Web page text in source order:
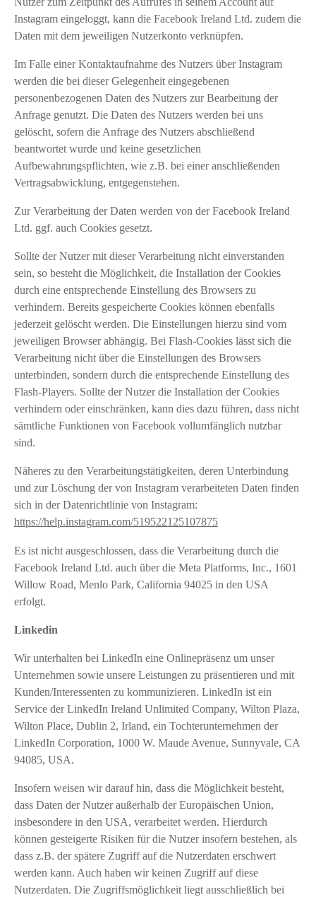
Instagram eingeloggt, kann die Facebook Ireland Ltd. zudem die
Daten mit dem jeweiligen Nutzerkonto verknüpfen.
Im Falle einer Kontaktaufnahme des Nutzers über Instagram
werden die bei dieser Gelegenheit eingegebenen
personenbezogenen Daten des Nutzers zur Bearbeitung der
Anfrage genutzt. Die Daten des Nutzers werden bei uns
gelöscht, sofern die Anfrage des Nutzers abschließend
beantwortet wurde und keine gesetzlichen
Aufbewahrungspflichten, wie z.B. bei einer anschließenden
Vertragsabwicklung, entgegenstehen.
Zur Verarbeitung der Daten werden von der Facebook Ireland
Ltd. ggf. auch Cookies gesetzt.
Sollte der Nutzer mit dieser Verarbeitung nicht einverstanden
sein, so besteht die Möglichkeit, die Installation der Cookies
durch eine entsprechende Einstellung des Browsers zu
verhindern. Bereits gespeicherte Cookies können ebenfalls
jederzeit gelöscht werden. Die Einstellungen hierzu sind vom
jeweiligen Browser abhängig. Bei Flash-Cookies lässt sich die
Verarbeitung nicht über die Einstellungen des Browsers
unterbinden, sondern durch die entsprechende Einstellung des
Flash-Players. Sollte der Nutzer die Installation der Cookies
verhindern oder einschränken, kann dies dazu führen, dass nicht
sämtliche Funktionen von Facebook vollumfänglich nutzbar
sind.
Näheres zu den Verarbeitungstätigkeiten, deren Unterbindung
und zur Löschung der von Instagram verarbeiteten Daten finden
sich in der Datenrichtlinie von Instagram:
https://help.instagram.com/519522125107875
Es ist nicht ausgeschlossen, dass die Verarbeitung durch die
Facebook Ireland Ltd. auch über die Meta Platforms, Inc., 1601
Willow Road, Menlo Park, California 94025 in den USA
erfolgt.
Linkedin
Wir unterhalten bei LinkedIn eine Onlinepräsenz um unser
Unternehmen sowie unsere Leistungen zu präsentieren und mit
Kunden/Interessenten zu kommunizieren. LinkedIn ist ein
Service der LinkedIn Ireland Unlimited Company, Wilton Plaza,
Wilton Place, Dublin 2, Irland, ein Tochterunternehmen der
LinkedIn Corporation, 1000 W. Maude Avenue, Sunnyvale, CA
94085, USA.
Insofern weisen wir darauf hin, dass die Möglichkeit besteht,
dass Daten der Nutzer außerhalb der Europäischen Union,
insbesondere in den USA, verarbeitet werden. Hierdurch
können gesteigerte Risiken für die Nutzer insofern bestehen, als
dass z.B. der spätere Zugriff auf die Nutzerdaten erschwert
werden kann. Auch haben wir keinen Zugriff auf diese
Nutzerdaten. Die Zugriffsmöglichkeit liegt ausschließlich bei